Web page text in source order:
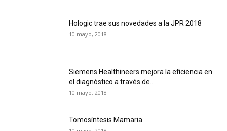
Hologic trae sus novedades a la JPR 2018
10 mayo, 2018
Siemens Healthineers mejora la eficiencia en
el diagnóstico a través de...
10 mayo, 2018
Tomosíntesis Mamaria